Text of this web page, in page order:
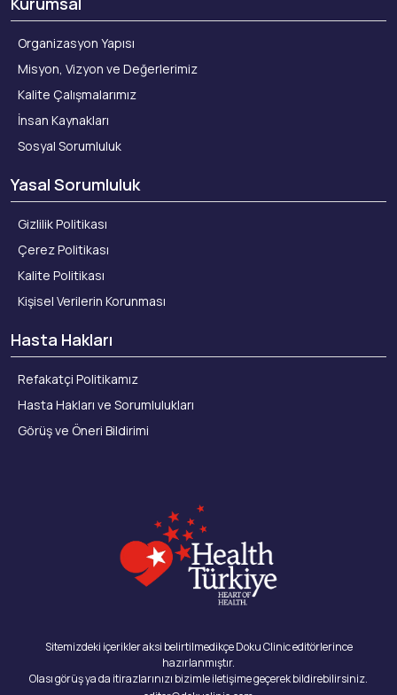
Organizasyon Yapısı
Misyon, Vizyon ve Değerlerimiz
Kalite Çalışmalarımız
İnsan Kaynakları
Sosyal Sorumluluk
Yasal Sorumluluk
Gizlilik Politikası
Çerez Politikası
Kalite Politikası
Kişisel Verilerin Korunması
Hasta Hakları
Refakatçi Politikamız
Hasta Hakları ve Sorumlulukları
Görüş ve Öneri Bildirimi
Sitemizdeki içerikler aksi belirtilmedikçe Doku Clinic editörlerince
hazırlanmıştır.
Olası görüş ya da itirazlarınızı bizimle iletişime geçerek bildirebilirsiniz.